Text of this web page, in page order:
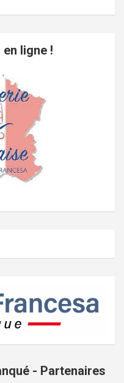
ligne !
- Partenaires